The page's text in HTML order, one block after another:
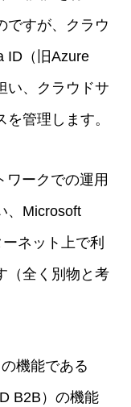
ですが、クラウ
ID（旧Azure
い、クラウドサ
管理します。
ワークでの運用
、Microsoft
ネット上で利
（全く別物と考
機能である
B2B）の機能